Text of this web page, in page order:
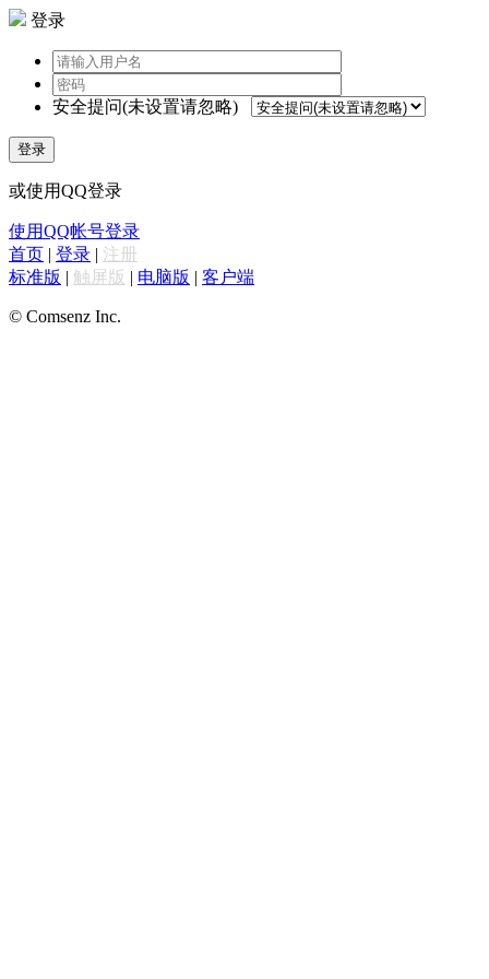
登录
安全提问(未设置请忽略)
登录
或使用QQ登录
使用QQ帐号登录
首页 | 登录 | 注册
标准版 | 触屏版 | 电脑版 | 客户端
© Comsenz Inc.